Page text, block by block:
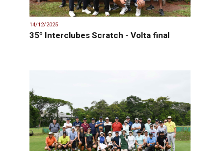
14/12/2025
35º Interclubes Scratch - Volta final